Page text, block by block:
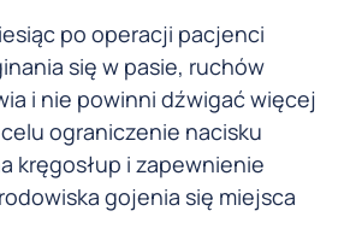
po operacji pacjenci
się w pasie, ruchów
i nie powinni dźwigać więcej
ograniczenie nacisku
kręgosłup i zapewnienie
gojenia się miejsca